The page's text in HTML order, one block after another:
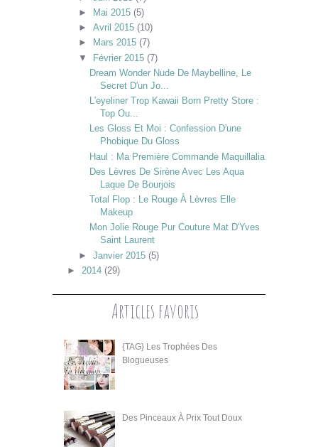
►
Mai 2015 (5)
► Avril 2015 (10)
►
Mars 2015 (7)
▼
Février 2015 (7)
Dream Wonder Nude De Maybelline, Le
Secret D'un Jo...
L'eyeliner Trop Kawaii Born Pretty Store :
Top Ou...
Les Gloss Et Moi : Confession D'une
Phobique Du Gloss
Haul : Ma Première Commande Maquillalia
Des Lèvres De Sirène Avec Les Aqua
Laque De Bourjois
Total Flop : Le Rouge À Lèvres Elle
Makeup
Mon Jolie Rouge Pur Couture Mat D'Yves
Saint Laurent
► Janvier 2015 (5)
► 2014 (29)
Articles favoris
{TAG} Les Trophées Des
Blogueuses
Des Pinceaux À Prix Tout Doux